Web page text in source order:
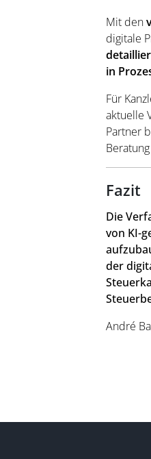
Mit den
digitale
in
Für
aktuelle
Partner
Fazit
Die
von KI-
der
André